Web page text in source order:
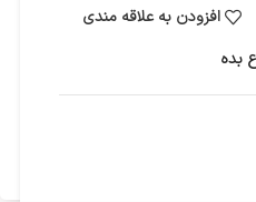
افزودن به علاقه مندی
بده